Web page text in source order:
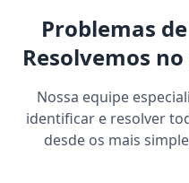
Problemas
Resolvemos
Nossa equipe
identificar e resolver
desde os mais